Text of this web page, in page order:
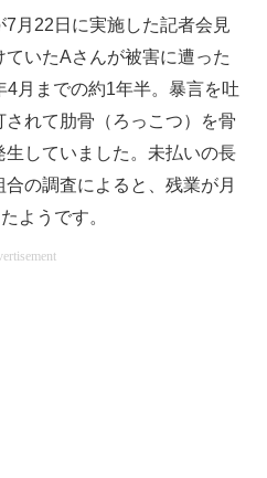
月22日に実施した記者会見
いたAさんが被害に遭った
月までの約1年半。暴言を吐
れて肋骨（ろっこつ）を骨
していました。未払いの長
の調査によると、残業が月
ようです。